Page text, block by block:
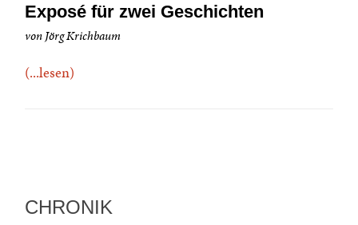
Exposé für zwei Geschichten
von Jörg Krichbaum
(...lesen)
CHRONIK